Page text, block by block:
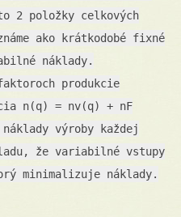
2 položky celkových
ako krátkodobé fixné
náklady.
produkcie
n(q) = nv(q) + nF
výroby každej
že variabilné vstupy
minimalizuje náklady.